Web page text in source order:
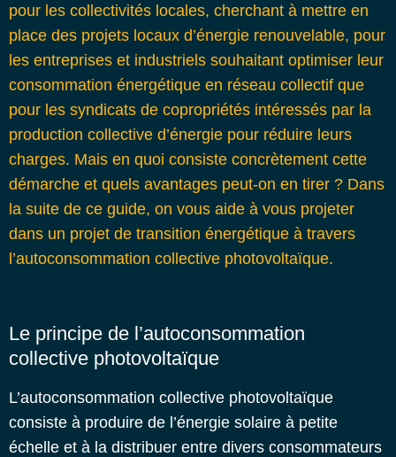
pour les collectivités locales, cherchant à mettre en
place des projets locaux d’énergie renouvelable, pour
les entreprises et industriels souhaitant optimiser leur
consommation énergétique en réseau collectif que
pour les syndicats de copropriétés intéressés par la
production collective d’énergie pour réduire leurs
charges. Mais en quoi consiste concrètement cette
démarche et quels avantages peut-on en tirer ? Dans
la suite de ce guide, on vous aide à vous projeter
dans un projet de transition énergétique à travers
l’autoconsommation collective photovoltaïque.
Le principe de l’autoconsommation
collective photovoltaïque
L’autoconsommation collective photovoltaïque
consiste à produire de l’énergie solaire à petite
échelle et à la distribuer entre divers consommateurs